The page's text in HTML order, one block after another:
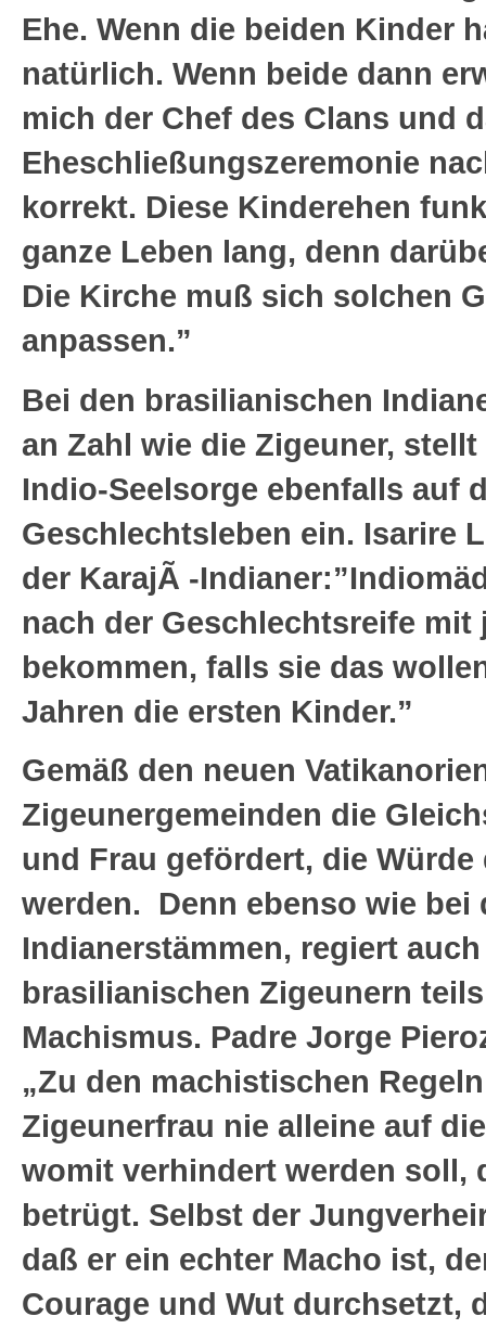
Ehe. Wenn die beiden Kinder
natürlich. Wenn beide dann
mich der Chef des Clans und
Eheschließungszeremonie
korrekt. Diese Kinderehen
ganze Leben lang, denn
Die Kirche muß sich solchen
anpassen.”
Bei den brasilianischen
an Zahl wie die Zigeuner,
Indio-Seelsorge ebenfalls auf
Geschlechtsleben ein. Isarire
der KarajÃ -
nach der Geschlechtsreife mit
bekommen, falls sie das
Jahren die ersten Kinder.”
Gemäß den neuen
Zigeunergemeinden die
und Frau gefördert, die Würde
werden. Denn ebenso wie bei
Indianerstämmen, regiert
brasilianischen Zigeunern
Machismus. Padre Jorge
„Zu den machistischen
Zigeunerfrau nie alleine auf
womit verhindert werden soll,
betrügt. Selbst der
daß er ein echter Macho ist,
Courage und Wut durchsetzt,